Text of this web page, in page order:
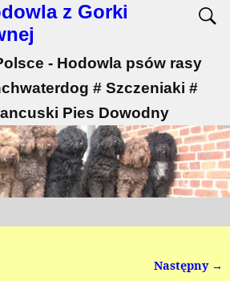
z Gorki
- Hodowla psów rasy
# Szczeniaki #
Pies Dowodny
Następny →